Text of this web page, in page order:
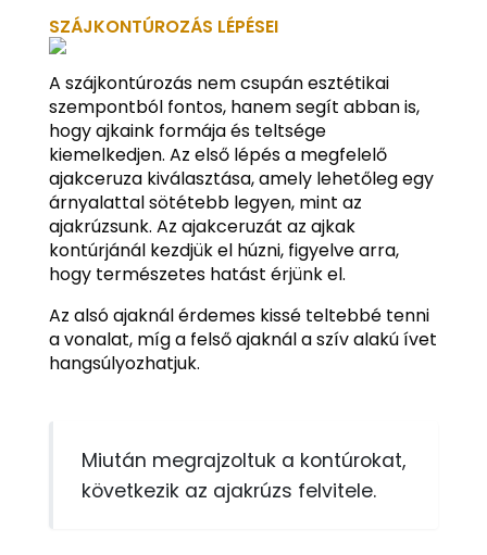
SZÁJKONTÚROZÁS LÉPÉSEI
A szájkontúrozás nem csupán esztétikai
szempontból fontos, hanem segít abban is,
hogy ajkaink formája és teltsége
kiemelkedjen. Az első lépés a megfelelő
ajakceruza kiválasztása, amely lehetőleg egy
árnyalattal sötétebb legyen, mint az
ajakrúzsunk. Az ajakceruzát az ajkak
kontúrjánál kezdjük el húzni, figyelve arra,
hogy természetes hatást érjünk el.
Az alsó ajaknál érdemes kissé teltebbé tenni
a vonalat, míg a felső ajaknál a szív alakú ívet
hangsúlyozhatjuk.
Miután megrajzoltuk a kontúrokat,
következik az ajakrúzs felvitele.